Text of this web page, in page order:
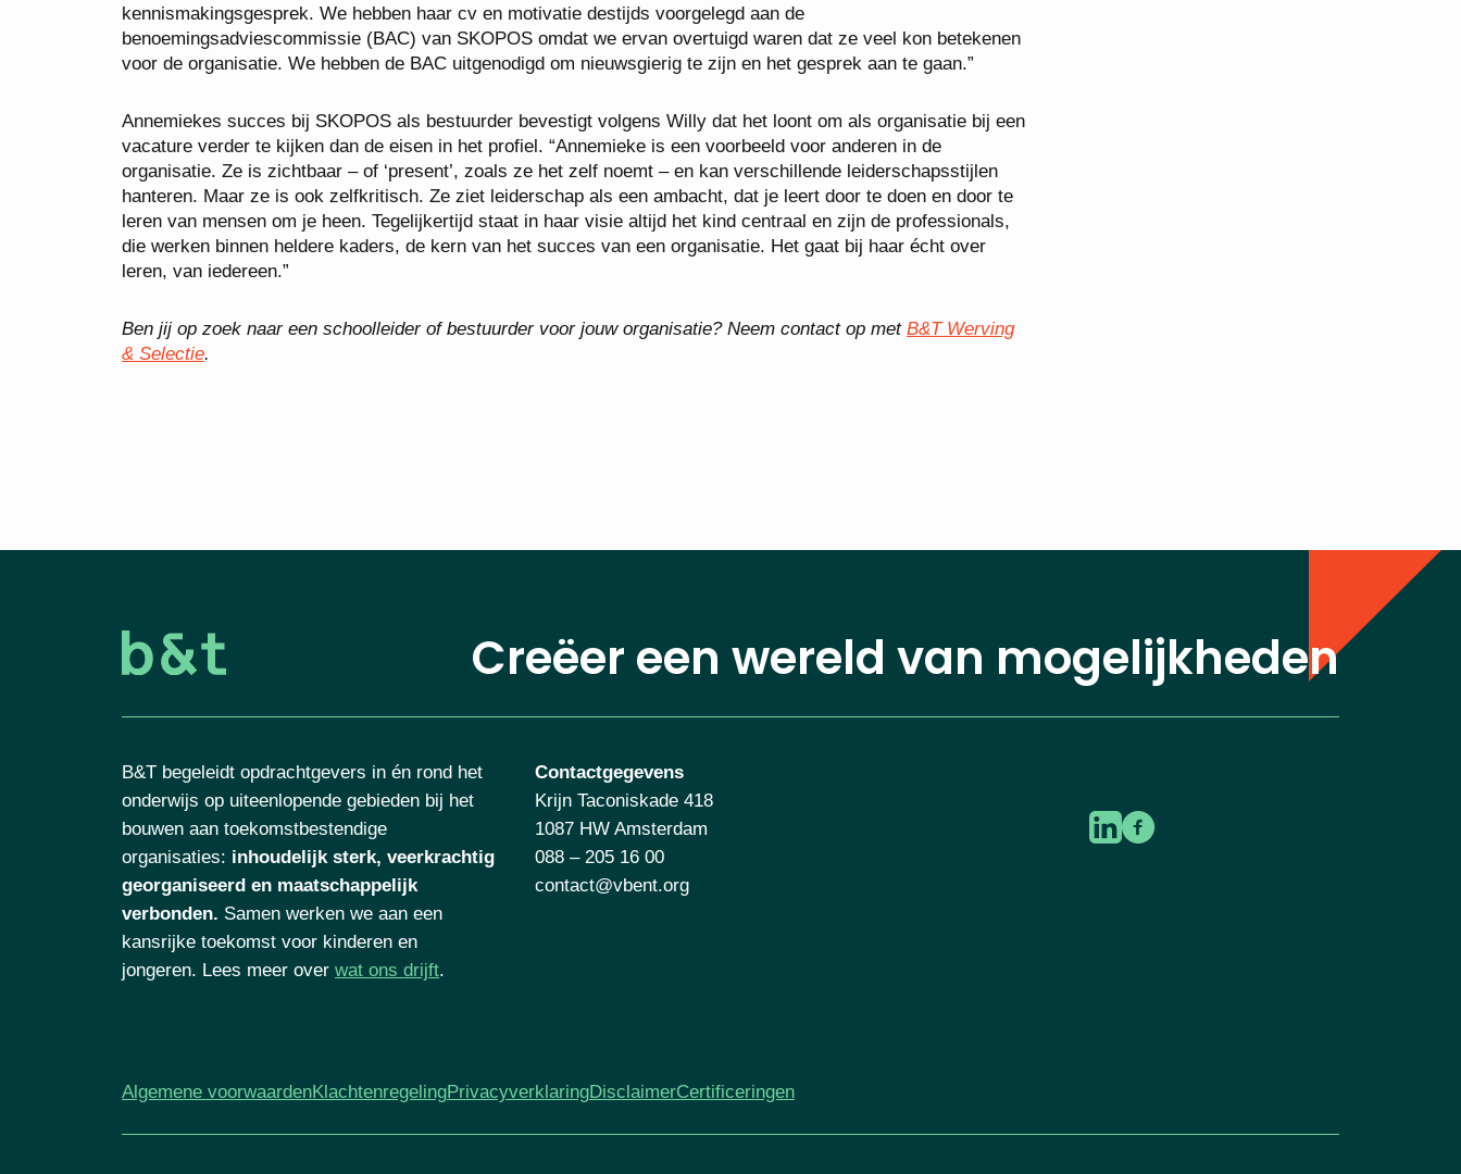
kennismakingsgesprek. We hebben haar cv en motivatie destijds voorgelegd aan de
benoemingsadviescommissie (BAC) van SKOPOS omdat we ervan overtuigd waren dat ze veel kon betekenen
voor de organisatie. We hebben de BAC uitgenodigd om nieuwsgierig te zijn en het gesprek aan te gaan.”
Annemiekes succes bij SKOPOS als bestuurder bevestigt volgens Willy dat het loont om als organisatie bij een
vacature verder te kijken dan de eisen in het profiel. “Annemieke is een voorbeeld voor anderen in de
organisatie. Ze is zichtbaar – of ‘present’, zoals ze het zelf noemt – en kan verschillende leiderschapsstijlen
hanteren. Maar ze is ook zelfkritisch. Ze ziet leiderschap als een ambacht, dat je leert door te doen en door te
leren van mensen om je heen. Tegelijkertijd staat in haar visie altijd het kind centraal en zijn de professionals,
die werken binnen heldere kaders, de kern van het succes van een organisatie. Het gaat bij haar écht over
leren, van iedereen.”
Ben jij op zoek naar een schoolleider of bestuurder voor jouw organisatie? Neem contact op met B&T Werving
& Selectie.
Creëer een wereld van mogelijkheden
B&T begeleidt opdrachtgevers in én rond het
onderwijs op uiteenlopende gebieden bij het
bouwen aan toekomstbestendige
organisaties: inhoudelijk sterk, veerkrachtig
georganiseerd en maatschappelijk
verbonden. Samen werken we aan een
kansrijke toekomst voor kinderen en
jongeren. Lees meer over wat ons drijft.
Contactgegevens
Krijn Taconiskade 418
1087 HW Amsterdam
088 – 205 16 00
contact@vbent.org
Algemene voorwaardenKlachtenregelingPrivacyverklaringDisclaimerCertificeringen